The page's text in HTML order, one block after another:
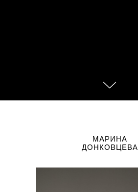
МАРИНА
ДОНКОВЦЕВА